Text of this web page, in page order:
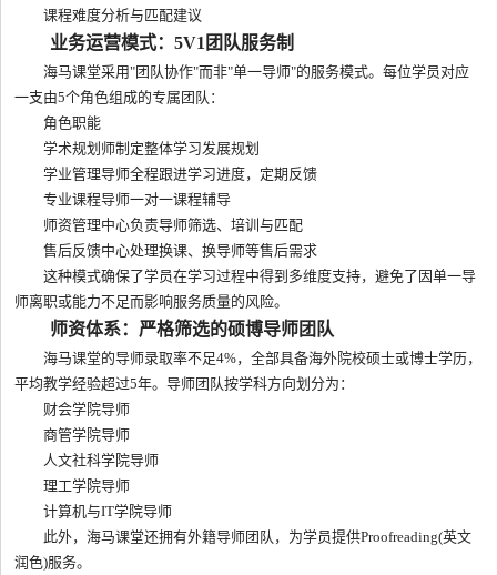
课程难度分析与匹配建议
业务运营模式：5V1团队服务制
海马课堂采用"团队协作"而非"单一导师"的服务模式。每位学员对应
一支由5个角色组成的专属团队：
角色职能
学术规划师制定整体学习发展规划
学业管理导师全程跟进学习进度，定期反馈
专业课程导师一对一课程辅导
师资管理中心负责导师筛选、培训与匹配
售后反馈中心处理换课、换导师等售后需求
这种模式确保了学员在学习过程中得到多维度支持，避免了因单一导
师离职或能力不足而影响服务质量的风险。
师资体系：严格筛选的硕博导师团队
海马课堂的导师录取率不足4%，全部具备海外院校硕士或博士学历，
平均教学经验超过5年。导师团队按学科方向划分为：
财会学院导师
商管学院导师
人文社科学院导师
理工学院导师
计算机与IT学院导师
此外，海马课堂还拥有外籍导师团队，为学员提供Proofreading(英文
润色)服务。